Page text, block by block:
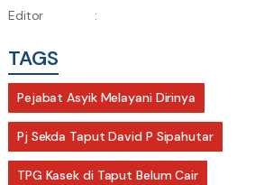
Editor :
TAGS
Pejabat Asyik Melayani Dirinya
Pj Sekda Taput David P Sipahutar
TPG Kasek di Taput Belum Cair